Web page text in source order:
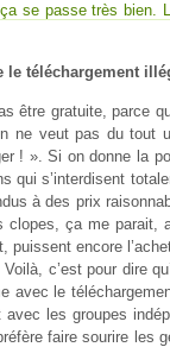
se passe très bien.
le téléchargement
être gratuite, parce
ne veut pas du tout
! ». Si on donne la
qui s’interdisent
à des prix
ça me parait,
puissent encore
c’est pour dire
avec le
les groupes
faire sourire les